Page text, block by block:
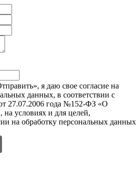
я даю свое согласие на
данных, в соответствии с
27.07.2006 года №152-ФЗ «О
условиях и для целей,
на обработку персональных данных